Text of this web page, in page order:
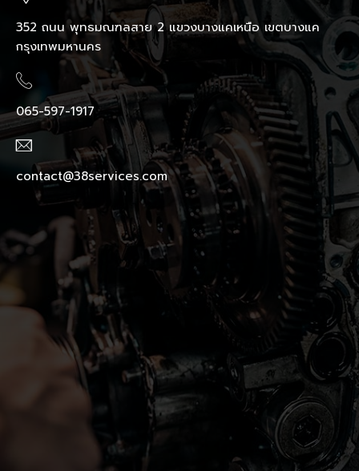
352 ถนน พุทธมณฑลสาย 2 แขวงบางแคเหนือ เขตบางแค
กรุงเทพมหานคร
065-597-1917
contact@38services.com